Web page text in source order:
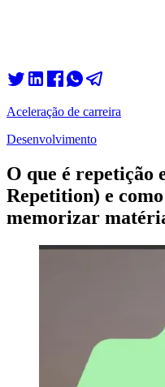
Aceleração de carreira
Desenvolvimento
O que é repetição
Repetition) e
memorizar